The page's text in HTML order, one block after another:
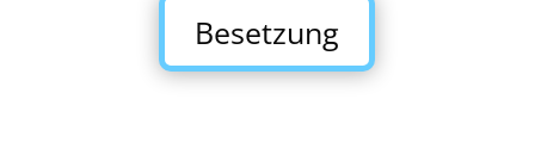
Besetzung